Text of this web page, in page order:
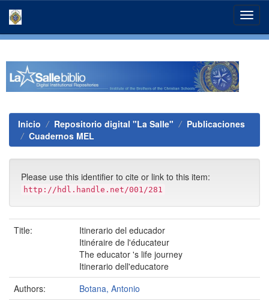
Inicio Repositorio digital "La Salle"
Publicaciones
Cuadernos MEL
Please use this identifier to cite or link to this item:
http://hdl.handle.net/001/281
Title:
Itinerario del educador
Itinéraire de l'éducateur
The educator 's life journey
Itinerario dell'educatore
Authors:
Botana, Antonio